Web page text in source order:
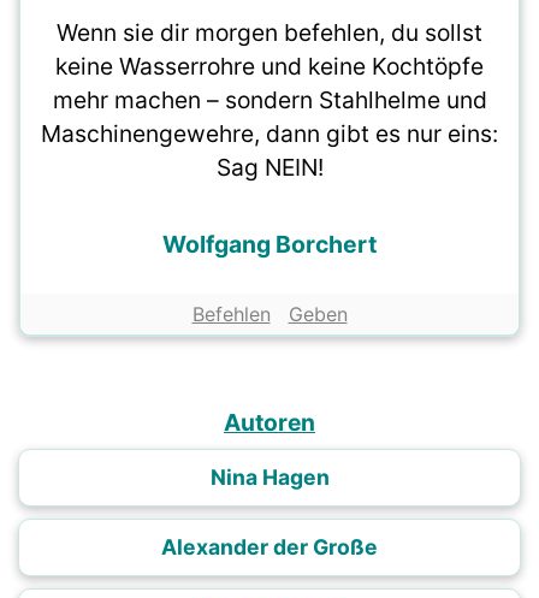
Wenn sie dir morgen befehlen, du sollst
keine Wasserrohre und keine Kochtöpfe
mehr machen – sondern Stahlhelme und
Maschinengewehre, dann gibt es nur eins:
Sag NEIN!
Wolfgang Borchert
Befehlen Geben
Autoren
Nina Hagen
Alexander der Große